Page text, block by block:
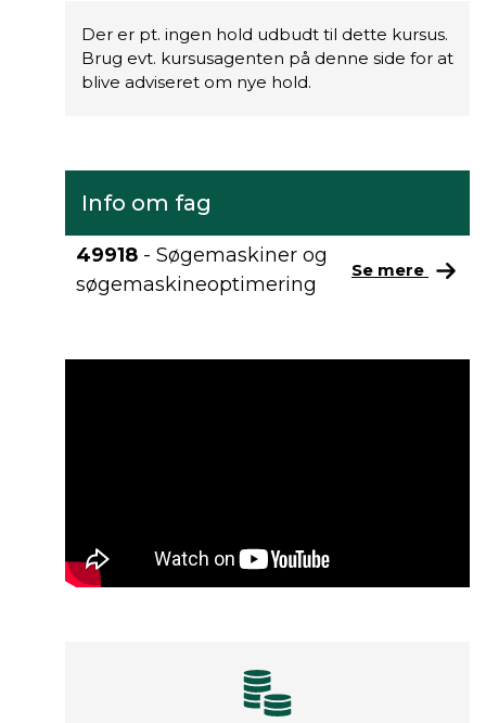
Der er pt. ingen hold udbudt til dette kursus.
Brug evt. kursusagenten på denne side for at
blive adviseret om nye hold.
Info om fag
49918 - Søgemaskiner og
søgemaskineoptimering
Se mere